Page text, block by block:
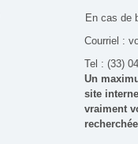
En cas de
Courriel :
Tel : (33)
Un
site
vraiment